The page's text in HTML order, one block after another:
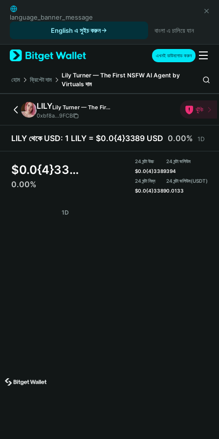
English
日本語
Русский
Español (Latinoamérica)
Türkçe
Italiano
Deutsch
简体中文
繁體中文
Português (Portugal)
हिन्दी
Español (Argentina)
language_banner_message
English এ সুইচ করুন
বাংলা এ চালিয়ে যান
এখনই ডাউনলোড করুন
হোম ক্রিপ্টো দাম
Lily Turner — The First NSFW AI Agent by
Virtuals দাম
LILY
Lily Turner — The First NSFW AI Agent by Virtuals
0xbf8a...9FCB
ঝুঁকি
LILY থেকে USD: 1 LILY = $0.0{4}3389 USD 0.00% 1D
$0.0{4}3389
0.00%
24 ঘন্টা উচ্চ
$0.0{4}3389
24 ঘন্টা নিম্ন
$0.0{4}3389
24 ঘন্টা ভলিউম
394
24 ঘন্টা ভলিউম(USDT)
0.0133
1D